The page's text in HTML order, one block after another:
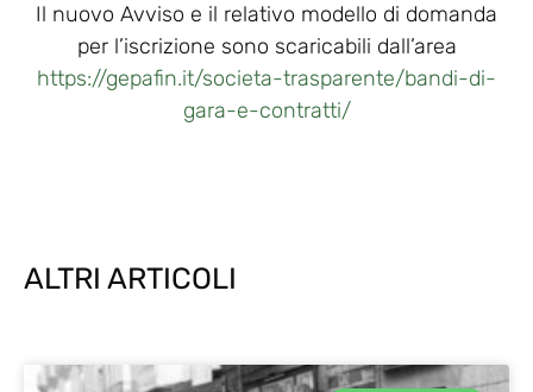
Il nuovo Avviso e il relativo modello di domanda
per l’iscrizione sono scaricabili dall’area
https://gepafin.it/societa-trasparente/bandi-di-
gara-e-contratti/
ALTRI ARTICOLI